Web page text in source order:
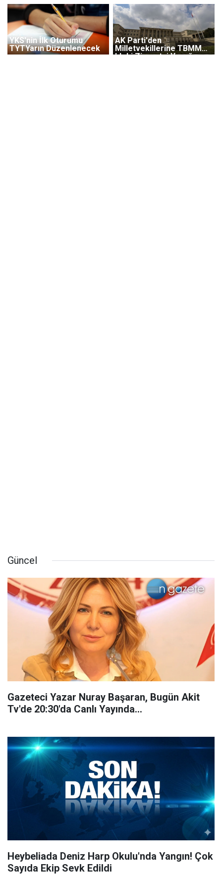
YKS'nin İlk Oturumu
TYTYarın Düzenlenecek
AK Parti'den
Milletvekillerine TBMM
'deki Ziyaretçi Yasağı
Güncel
Gazeteci Yazar Nuray Başaran, Bugün Akit
Tv'de 20:30'da Canlı Yayında...
Heybeliada Deniz Harp Okulu'nda Yangın! Çok
Sayıda Ekip Sevk Edildi